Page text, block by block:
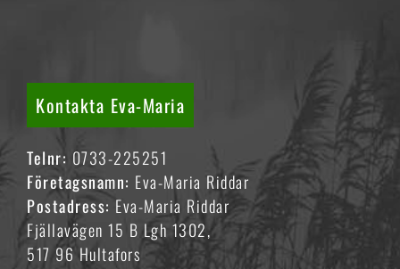
Kontakta Eva-Maria
Telnr: 0733-225251
Företagsnamn: Eva-Maria Riddar
Postadress: Eva-Maria Riddar
Fjällavägen 15 B Lgh 1302,
517 96 Hultafors